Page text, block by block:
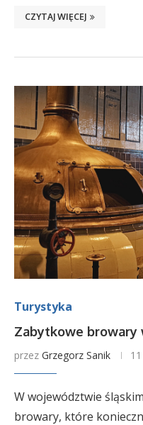
CZYTAJ WIĘCEJ
Turystyka
Zabytkowe browary
przez Grzegorz Sanik
W województwie
browary, które